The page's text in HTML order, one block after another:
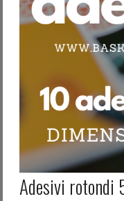
Adesivi rotondi